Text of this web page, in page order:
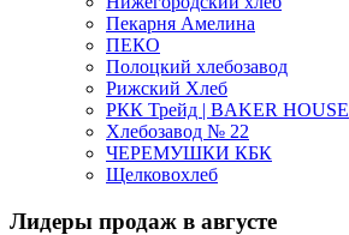
Пекарня Амелина
ПЕКО
Полоцкий хлебозавод
Рижский Хлеб
РКК Трейд | BAKER HOUSE
Хлебозавод № 22
ЧЕРЕМУШКИ КБК
Щелковохлеб
Лидеры продаж в августе